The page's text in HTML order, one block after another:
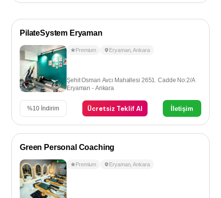
PilateSystem Eryaman
Premium Eryaman,Ankara
Şehit Osman Avcı Mahallesi 2651. Cadde No:2/A
Eryaman - Ankara
%10 İndirim Ücretsiz Teklif Al İletişim
Green Personal Coaching
Premium Eryaman,Ankara